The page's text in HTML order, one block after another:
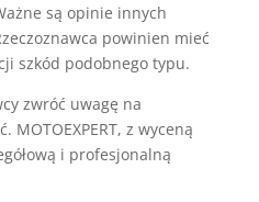
są opinie innych
powinien mieć
szkód podobnego typu.
zwróć uwagę na
z wyceną
i profesjonalną